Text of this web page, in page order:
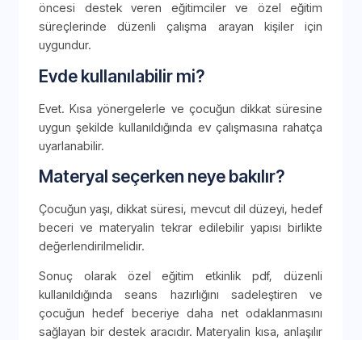
öncesi destek veren eğitimciler ve özel eğitim
süreçlerinde düzenli çalışma arayan kişiler için
uygundur.
Evde kullanılabilir mi?
Evet. Kısa yönergelerle ve çocuğun dikkat süresine
uygun şekilde kullanıldığında ev çalışmasına rahatça
uyarlanabilir.
Materyal seçerken neye bakılır?
Çocuğun yaşı, dikkat süresi, mevcut dil düzeyi, hedef
beceri ve materyalin tekrar edilebilir yapısı birlikte
değerlendirilmelidir.
Sonuç olarak özel eğitim etkinlik pdf, düzenli
kullanıldığında seans hazırlığını sadeleştiren ve
çocuğun hedef beceriye daha net odaklanmasını
sağlayan bir destek aracıdır. Materyalin kısa, anlaşılır